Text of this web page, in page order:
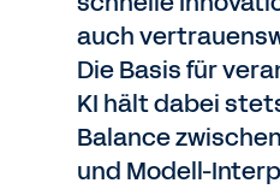
auch
Die Basis für
KI hält dabei
Balance
und Modell-